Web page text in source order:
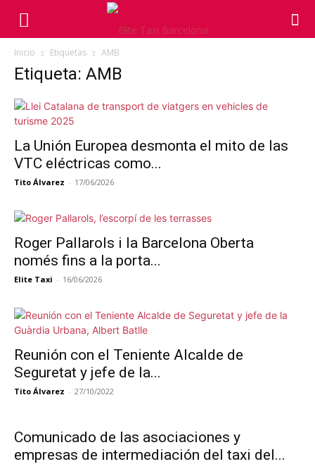
Inicio Etiquetas AMB
Etiqueta: AMB
La Unión Europea desmonta el mito de las
VTC eléctricas como...
Tito Álvarez - 17/06/2026
Roger Pallarols i la Barcelona Oberta
només fins a la porta...
Elite Taxi - 16/06/2026
Reunión con el Teniente Alcalde de
Seguretat y jefe de la...
Tito Álvarez - 27/10/2022
Comunicado de las asociaciones y
empresas de intermediación del taxi del...